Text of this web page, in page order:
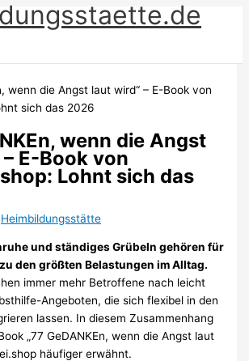
wenn die Angst
E-Book von
Lohnt sich das
Heimbildungsstätte
und ständiges Grübeln gehören für
den größten Belastungen im Alltag.
immer mehr Betroffene nach leicht
Angeboten, die sich flexibel in den
lassen. In diesem Zusammenhang
„77 GeDANKEn, wenn die Angst laut
häufiger erwähnt.